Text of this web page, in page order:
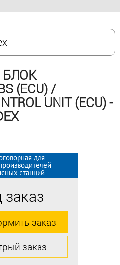
(ECU) /
UNIT (ECU) -
для
станций
заказ
заказ
заказ
для
станций
заказ
заказ
заказ